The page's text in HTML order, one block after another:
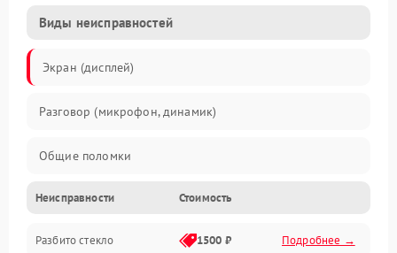
Виды неисправностей
Экран (дисплей)
Разговор (микрофон, динамик)
Общие поломки
Проблемы связи
Камеры
Неисправности Стоимость
Разбито стекло 1500 ₽ Подробнее →